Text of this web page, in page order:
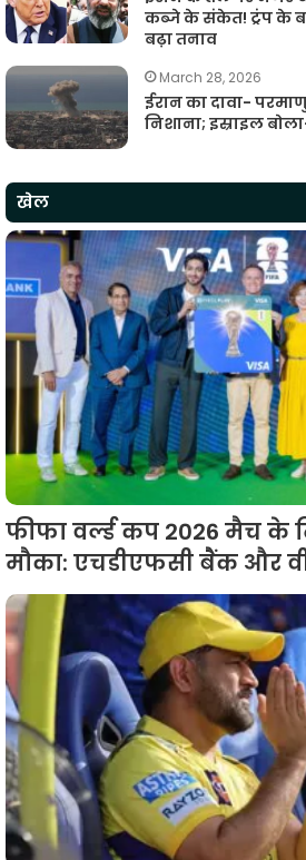
कब्जे के संकेत! ट्रंप के
बढ़ा तनाव
March 28, 2026
ईरान का दावा-
निशाना; इस्राइल
खेल
फीफा वर्ल्ड कप 2026 मैच के
मौका: एचडीएफसी बैंक और